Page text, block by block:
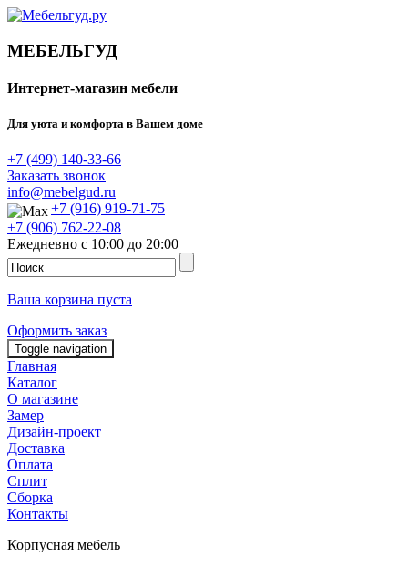
МЕБЕЛЬГУД
Интернет-магазин мебели
Для уюта и комфорта в Вашем доме
+7 (499) 140-33-66
Заказать звонок
info@mebelgud.ru
+7 (916) 919-71-75
+7 (906) 762-22-08
Ежедневно с 10:00 до 20:00
Ваша корзина пуста
Оформить заказ
Toggle navigation
Главная
Каталог
О магазине
Замер
Дизайн-проект
Доставка
Оплата
Сплит
Сборка
Контакты
Корпусная мебель